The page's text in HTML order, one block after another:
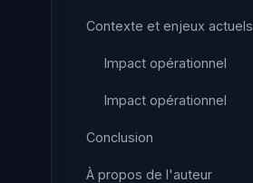
Contexte et enjeux actuels
Impact opérationnel
Impact opérationnel
Conclusion
À propos de l'auteur